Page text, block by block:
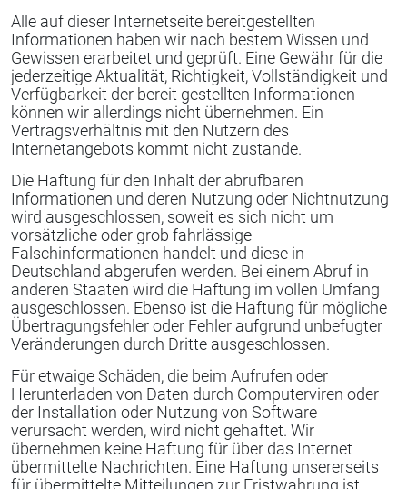
Alle auf dieser Internetseite bereitgestellten
Informationen haben wir nach bestem Wissen und
Gewissen erarbeitet und geprüft. Eine Gewähr für die
jederzeitige Aktualität, Richtigkeit, Vollständigkeit und
Verfügbarkeit der bereit gestellten Informationen
können wir allerdings nicht übernehmen. Ein
Vertragsverhältnis mit den Nutzern des
Internetangebots kommt nicht zustande.
Die Haftung für den Inhalt der abrufbaren
Informationen und deren Nutzung oder Nichtnutzung
wird ausgeschlossen, soweit es sich nicht um
vorsätzliche oder grob fahrlässige
Falschinformationen handelt und diese in
Deutschland abgerufen werden. Bei einem Abruf in
anderen Staaten wird die Haftung im vollen Umfang
ausgeschlossen. Ebenso ist die Haftung für mögliche
Übertragungsfehler oder Fehler aufgrund unbefugter
Veränderungen durch Dritte ausgeschlossen.
Für etwaige Schäden, die beim Aufrufen oder
Herunterladen von Daten durch Computerviren oder
der Installation oder Nutzung von Software
verursacht werden, wird nicht gehaftet. Wir
übernehmen keine Haftung für über das Internet
übermittelte Nachrichten. Eine Haftung unsererseits
für übermittelte Mitteilungen zur Fristwahrung ist